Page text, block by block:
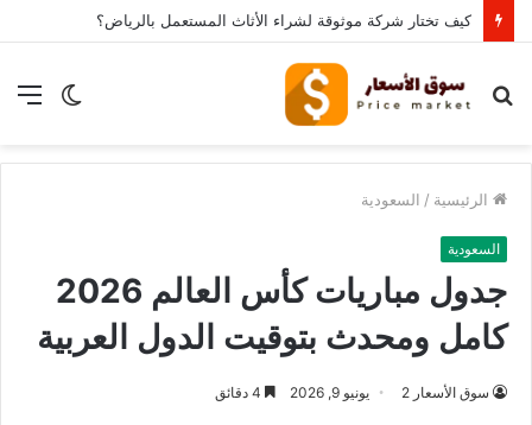
كيف تختار شركة موثوقة لشراء الأثاث المستعمل بالرياض؟
الوضع
بحث
الرئيسية / السعودية
السعودية
جدول مباريات كأس العالم 2026
كامل ومحدث بتوقيت الدول العربية
سوق الأسعار 2 يونيو 9, 2026